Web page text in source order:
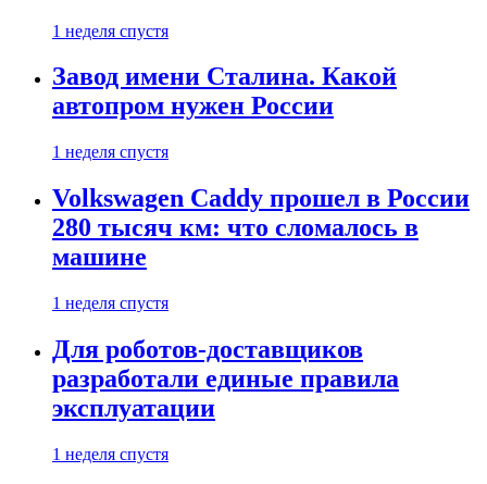
1 неделя спустя
Завод имени Сталина. Какой
автопром нужен России
1 неделя спустя
Volkswagen Caddy прошел в России
280 тысяч км: что сломалось в
машине
1 неделя спустя
Для роботов-доставщиков
разработали единые правила
эксплуатации
1 неделя спустя